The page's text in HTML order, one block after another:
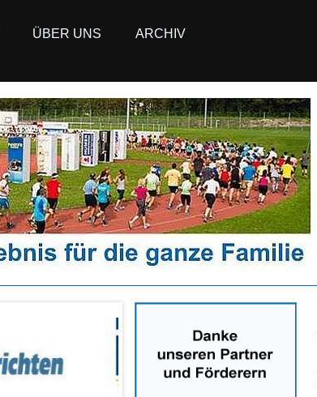
ÜBER UNS ARCHIV